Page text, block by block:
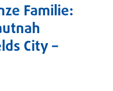
Familie:
City –